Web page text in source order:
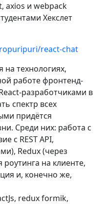
axios и webpack
Хекслет
react-chat
технологиях,
работе фронтенд-
разработчиками в
спектр всех
придётся
Среди них: работа с
с REST API,
Redux (через
на клиенте,
и, конечно же,
redux formik,